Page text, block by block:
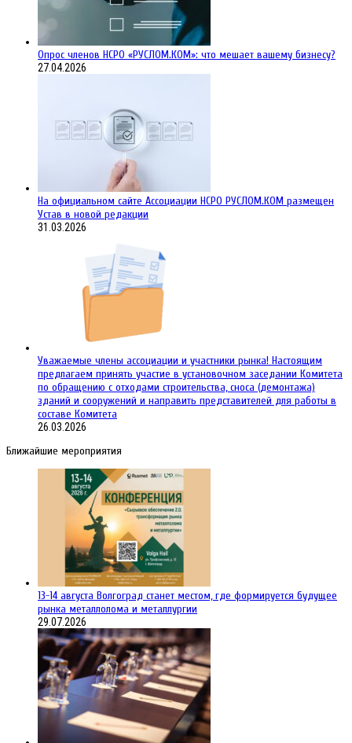
Опрос членов НСРО «РУСЛОМ.КОМ»: что мешает вашему бизнесу?
27.04.2026
На официальном сайте Ассоциации НСРО РУСЛОМ.КОM размещен
Устав в новой редакции
31.03.2026
Уважаемые члены ассоциации и участники рынка! Настоящим
предлагаем принять участие в установочном заседании Комитета
по обращению с отходами строительства, сноса (демонтажа)
зданий и сооружений и направить представителей для работы в
составе Комитета
26.03.2026
Ближайшие мероприятия
13-14 августа Волгоград станет местом, где формируется будущее
рынка металлолома и металлургии
29.07.2026